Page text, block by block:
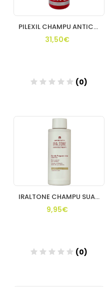
PILEXIL CHAMPU ANTICAIDA 900 ML
31,50€
(0)
Añadir
IRALTONE CHAMPU SUAVE USO FRECUENTE 1 ENVASE
9,95€
(0)